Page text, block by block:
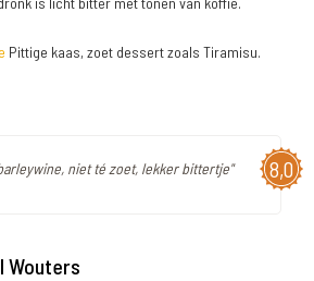
Pittige kaas, zoet dessert zoals Tiramisu.
8,0
niet té zoet, lekker bittertje"
Wouters